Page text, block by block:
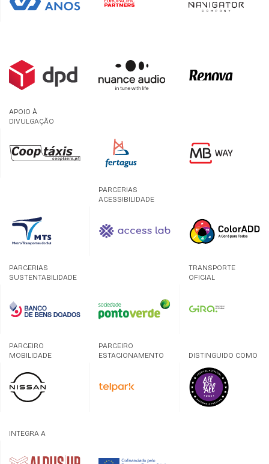
APOIO À
DIVULGAÇÃO
PARCERIAS
ACESSIBILIDADE
PARCERIAS
SUSTENTABILIDADE
TRANSPORTE
OFICIAL
PARCEIRO
MOBILIDADE
PARCEIRO
ESTACIONAMENTO
DISTINGUIDO COMO
INTEGRA A